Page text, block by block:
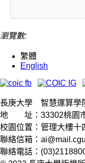
瀏覽數:
繁體
English
長庚大學 智慧運算學
地 址：33302桃園市
校園位置：管理大樓十
聯絡信箱：
聯絡電話：